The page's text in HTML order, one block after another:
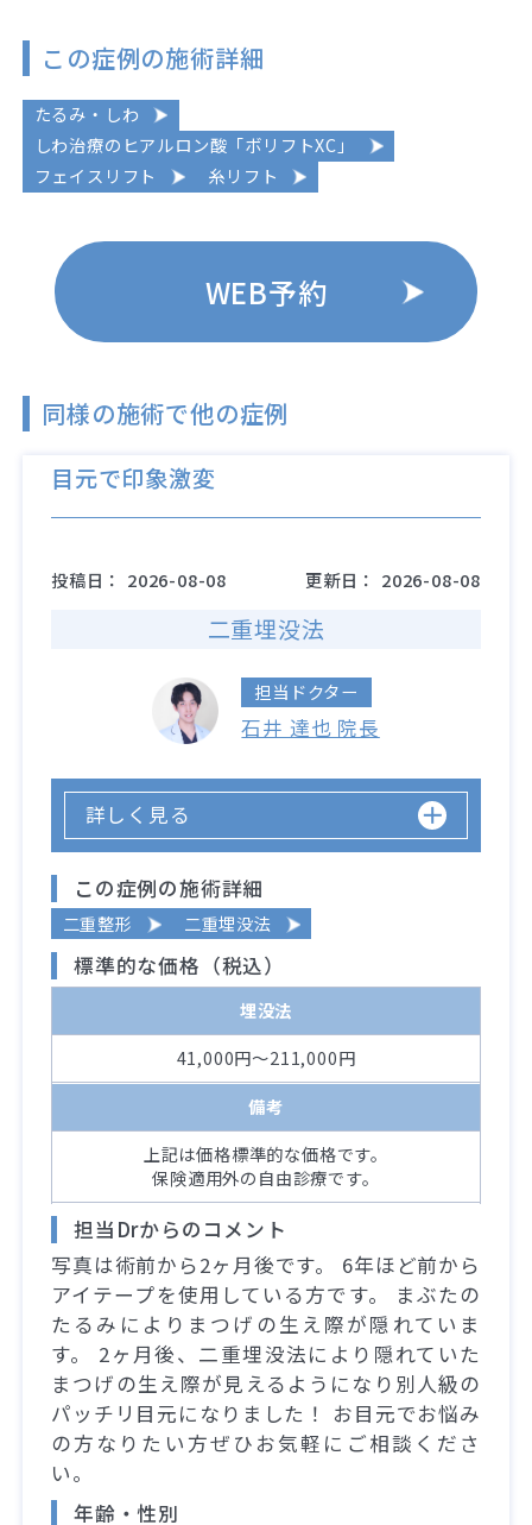
この症例の施術詳細
たるみ・しわ
しわ治療のヒアルロン酸「ボリフトXC」
フェイスリフト
糸リフト
WEB予約
同様の施術で他の症例
目元で印象激変
投稿日： 2026-08-08 更新日： 2026-08-08
二重埋没法
担当ドクター
石井 達也 院長
詳しく見る
この症例の施術詳細
二重整形 二重埋没法
標準的な価格（税込）
埋没法
41,000円～211,000円
備考
上記は価格標準的な価格です。
保険適用外の自由診療です。
担当Drからのコメント
写真は術前から2ヶ月後です。 6年ほど前から
アイテープを使用している方です。 まぶたの
たるみによりまつげの生え際が隠れていま
す。 2ヶ月後、二重埋没法により隠れていた
まつげの生え際が見えるようになり別人級の
パッチリ目元になりました！ お目元でお悩み
の方なりたい方ぜひお気軽にご相談くださ
い。
年齢・性別